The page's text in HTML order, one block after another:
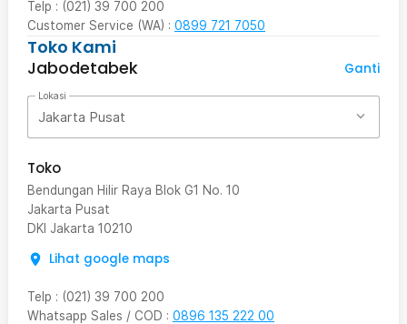
Telp : (021) 39 700 200
Customer Service (WA) : 0899 721 7050
Toko Kami
Jabodetabek
Ganti
Lokasi
Jakarta Pusat
Toko
Bendungan Hilir Raya Blok G1 No. 10
Jakarta Pusat
DKI Jakarta 10210
Lihat google maps
Telp : (021) 39 700 200
Whatsapp Sales / COD : 0896 135 222 00